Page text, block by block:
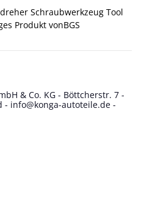
Schraubwerkzeug Tool
Produkt vonBGS
& Co. KG - Böttcherstr. 7 -
- info@konga-autoteile.de -